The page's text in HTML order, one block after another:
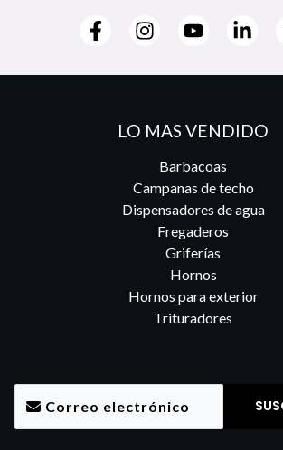
LO MAS VENDIDO
Barbacoas
Campanas de techo
Dispensadores de agua
Fregaderos
Griferías
Hornos
Hornos para exterior
Trituradores